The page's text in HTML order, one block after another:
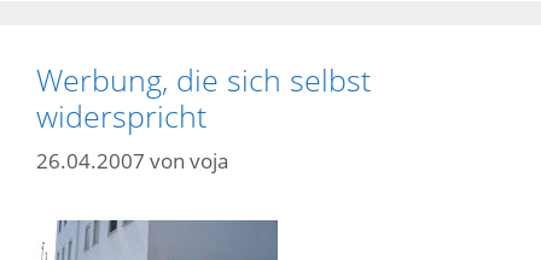
Werbung, die sich selbst
widerspricht
26.04.2007 von voja